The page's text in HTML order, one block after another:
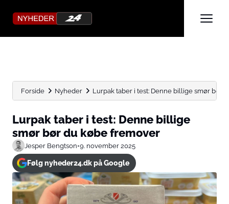
Forside Nyheder Lurpak taber i test: Denne billige smør bør
Lurpak taber i test: Denne billige
smør bør du købe fremover
Jesper Bengtson•9. november 2025
Følg nyheder24.dk på Google